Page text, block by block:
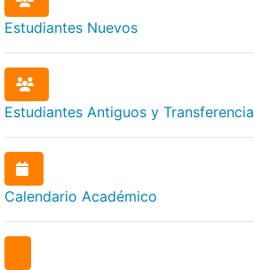
Estudiantes Nuevos
Estudiantes Antiguos y Transferencia
Calendario Académico